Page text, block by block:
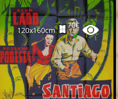
120x160cm
70€
✔